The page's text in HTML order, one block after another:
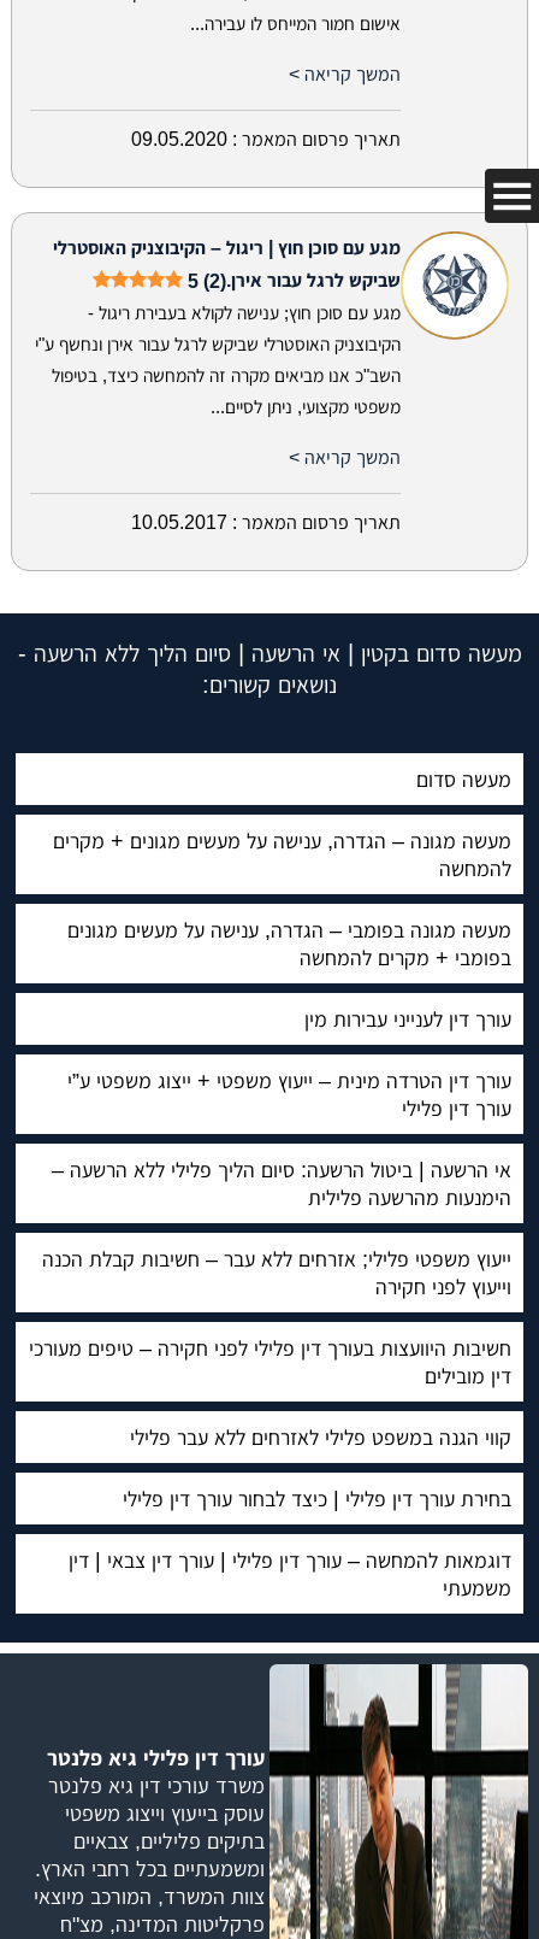
אישום חמור המייחס לו עבירה...
המשך קריאה >
תאריך פרסום המאמר : 09.05.2020
מגע עם סוכן חוץ | ריגול – הקיבוצניק האוסטרלי
שביקש לרגל עבור אירן.5 (2)
מגע עם סוכן חוץ; ענישה לקולא בעבירת ריגול -
הקיבוצניק האוסטרלי שביקש לרגל עבור אירן ונחשף ע"י
השב"כ אנו מביאים מקרה זה להמחשה כיצד, בטיפול
משפטי מקצועי, ניתן לסיים...
המשך קריאה >
תאריך פרסום המאמר : 10.05.2017
מעשה סדום בקטין | אי הרשעה | סיום הליך ללא הרשעה -
נושאים קשורים:
מעשה סדום
מעשה מגונה – הגדרה, ענישה על מעשים מגונים + מקרים
להמחשה
מעשה מגונה בפומבי – הגדרה, ענישה על מעשים מגונים
בפומבי + מקרים להמחשה
עורך דין לענייני עבירות מין
עורך דין הטרדה מינית – ייעוץ משפטי + ייצוג משפטי ע”י
עורך דין פלילי
אי הרשעה | ביטול הרשעה: סיום הליך פלילי ללא הרשעה –
הימנעות מהרשעה פלילית
ייעוץ משפטי פלילי; אזרחים ללא עבר – חשיבות קבלת הכנה
וייעוץ לפני חקירה
חשיבות היוועצות בעורך דין פלילי לפני חקירה – טיפים מעורכי
דין מובילים
קווי הגנה במשפט פלילי לאזרחים ללא עבר פלילי
בחירת עורך דין פלילי | כיצד לבחור עורך דין פלילי
דוגמאות להמחשה – עורך דין פלילי | עורך דין צבאי | דין
משמעתי
עורך דין פלילי גיא פלנטר
משרד עורכי דין גיא פלנטר
עוסק בייעוץ וייצוג משפטי
בתיקים פליליים, צבאיים
ומשמעתיים בכל רחבי הארץ.
צוות המשרד, המורכב מיוצאי
פרקליטות המדינה, מצ"ח